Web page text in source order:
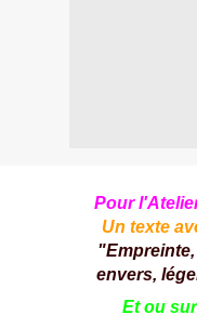
Pour
Un texte
envers,
Et ou